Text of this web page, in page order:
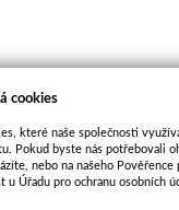
cookies
které naše společnosti
Pokud byste nás potřebovali
nebo na našeho
u Úřadu pro ochranu osobních